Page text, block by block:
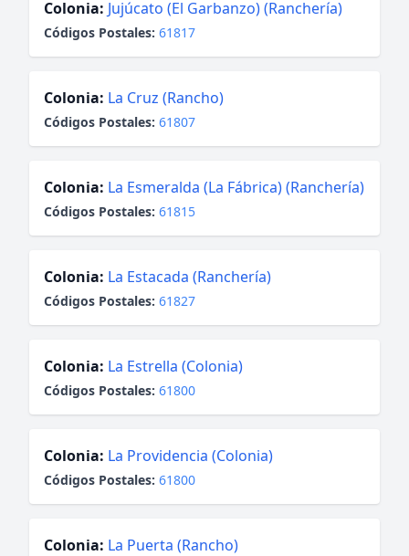
Colonia: Jujúcato (El Garbanzo) (Ranchería)
Códigos Postales: 61817
Colonia: La Cruz (Rancho)
Códigos Postales: 61807
Colonia: La Esmeralda (La Fábrica) (Ranchería)
Códigos Postales: 61815
Colonia: La Estacada (Ranchería)
Códigos Postales: 61827
Colonia: La Estrella (Colonia)
Códigos Postales: 61800
Colonia: La Providencia (Colonia)
Códigos Postales: 61800
Colonia: La Puerta (Rancho)